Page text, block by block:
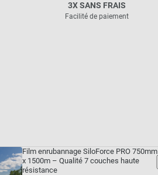
3X SANS FRAIS
Facilité de paiement
Film enrubannage SiloForce PRO 750mm
x 1500m – Qualité 7 couches haute
résistance